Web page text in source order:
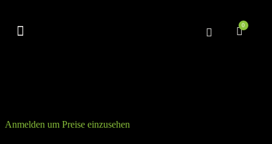
0
Anmelden um Preise einzusehen